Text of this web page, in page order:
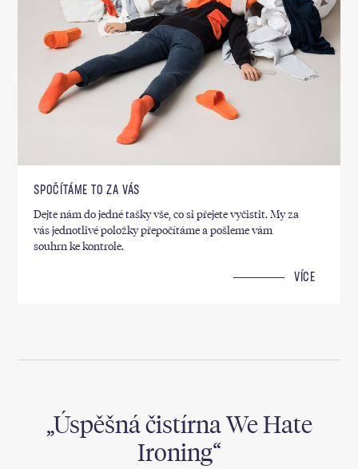
SPOČÍTÁME TO ZA VÁS
Dejte nám do jedné tašky vše, co si přejete vyčistit. My za
vás jednotlivé položky přepočítáme a pošleme vám
souhrn ke kontrole.
VÍCE
Úspěšná čistírna We Hate
Ironing